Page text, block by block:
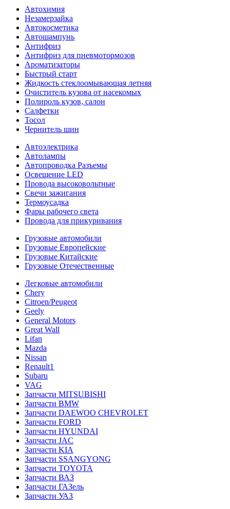
Автохимия
Незамерзайка
Автокосметика
Автошампунь
Антифриз
Антифриз для пневмотормозов
Ароматизаторы
Быстрый старт
Жидкость стеклоомывающая летняя
Очиститель кузова от насекомых
Полироль кузов, салон
Салфетки
Тосол
Чернитель шин
Автоэлектрика
Автолампы
Автопроводка Разъемы
Освещение LED
Провода высоковольтные
Свечи зажигания
Термоусадка
Фары рабочего света
Провода для прикуривания
Грузовые автомобили
Грузовые Европейские
Грузовые Китайские
Грузовые Отечественные
Легковые автомобили
Chery
Citroen/Peugeot
Geely
General Motors
Great Wall
Lifan
Mazda
Nissan
Renault1
Subaru
VAG
Запчасти MITSUBISHI
Запчасти BMW
Запчасти DAEWOO CHEVROLET
Запчасти FORD
Запчасти HYUNDAI
Запчасти JAC
Запчасти KIA
Запчасти SSANGYONG
Запчасти TOYOTA
Запчасти ВАЗ
Запчасти ГАЗель
Запчасти УАЗ